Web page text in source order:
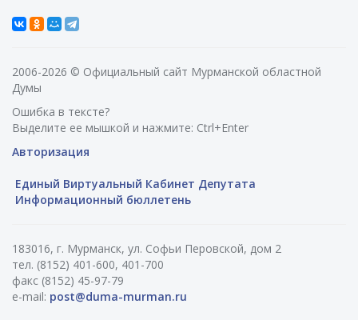
2006-2026 © Официальный сайт Мурманской областной
Думы
Ошибка в тексте?
Выделите ее мышкой и нажмите: Ctrl+Enter
Авторизация
Единый Виртуальный Кабинет Депутата
Информационный бюллетень
183016, г. Мурманск, ул. Софьи Перовской, дом 2
тел. (8152) 401-600, 401-700
факс (8152) 45-97-79
e-mail: post@duma-murman.ru